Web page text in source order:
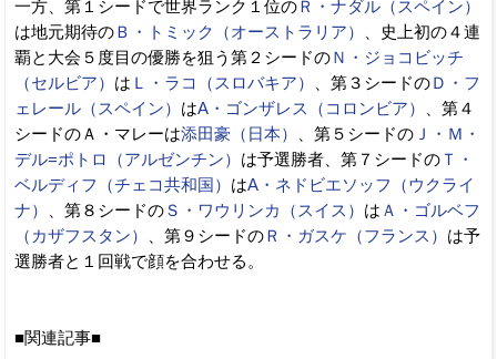
一方、第１シードで世界ランク１位のＲ・ナダル（スペイン）
は地元期待のＢ・トミック（オーストラリア）
、史上初の４連
覇と大会５度目の優勝を狙う第２シードのＮ・ジョコビッチ
（セルビア） は Ｌ・ラコ（スロバキア） 、第３シードのＤ・フ
ェレール（スペイン） はA・ゴンザレス（コロンビア）
、第４
シードのＡ・マレーは添田豪（日本） 、第５シードの Ｊ・Ｍ・
デル=ポトロ（アルゼンチン） は予選勝者、第７シードの Ｔ・
ベルディフ（チェコ共和国） はA・ネドビエソッフ（ウクライ
ナ）
、第８シードのＳ・ワウリンカ（スイス） は Ａ・ゴルベフ
（カザフスタン）
、第９シードのＲ・ガスケ（フランス） は予
選勝者と１回戦で顔を合わせる。
■関連記事■